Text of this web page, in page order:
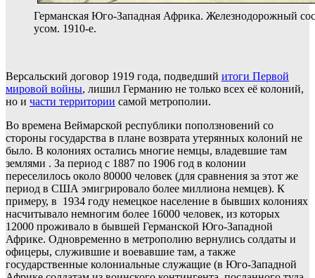
Германская Юго-Западная Африка. Железнодорожный
усом. 1910-е.
Версальский договор 1919 года, подведший итоги Первой
мировой войны, лишил Германию не только всех её колоний,
но и части территории самой метрополии.
Во времена Веймарской республики поползновений со
стороны государства в плане возврата утерянных колоний не
было. В колониях остались многие немцы, владевшие там
землями . За период с 1887 по 1906 год в колонии
переселилось около 80000 человек (для сравнения за этот же
период в США эмигрировало более миллиона немцев). К
примеру, в 1934 году немецкое население в бывших колониях
насчитывало немногим более 16000 человек, из которых
12000 проживало в бывшей Германской Юго-Западной
Африке. Одновременно в метрополию вернулись солдаты и
офицеры, служившие и воевавшие там, а также
государственные колониальные служащие (в Юго-Западной